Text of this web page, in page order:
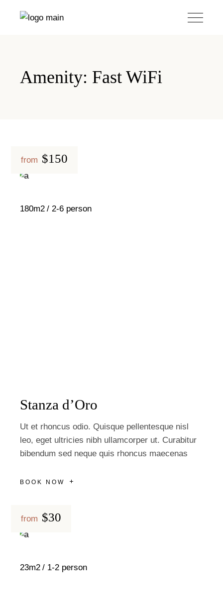
Amenity: Fast WiFi
from $150
Stanza d’Oro
Ut et rhoncus odio. Quisque pellentesque nisl
leo, eget ultricies nibh ullamcorper ut. Curabitur
bibendum sed neque quis rhoncus maecenas
BOOK NOW
180m2 2-6 person
from $30
23m2 1-2 person